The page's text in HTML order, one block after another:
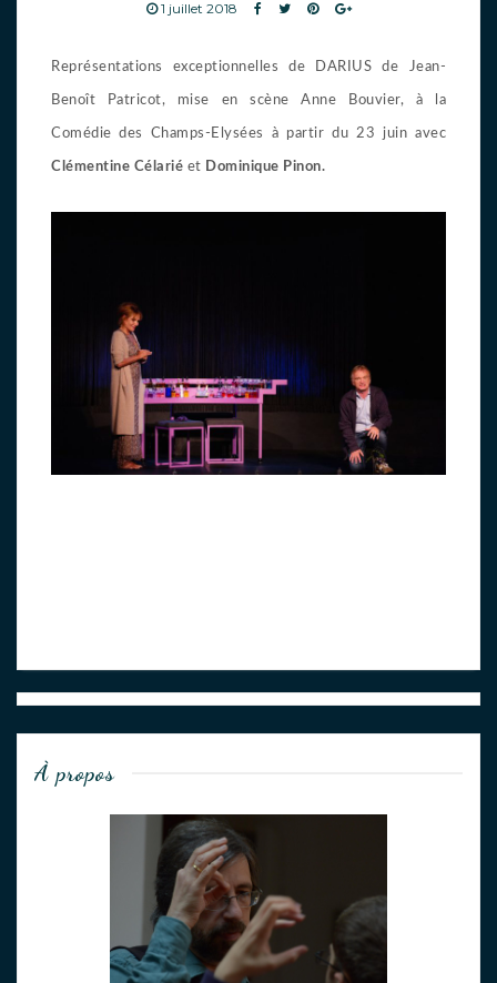
1 juillet 2018
Représentations exceptionnelles de DARIUS de Jean-
Benoît Patricot, mise en scène Anne Bouvier, à la
Comédie des Champs-Elysées à partir du 23 juin avec
Clémentine Célarié et Dominique Pinon.
À propos